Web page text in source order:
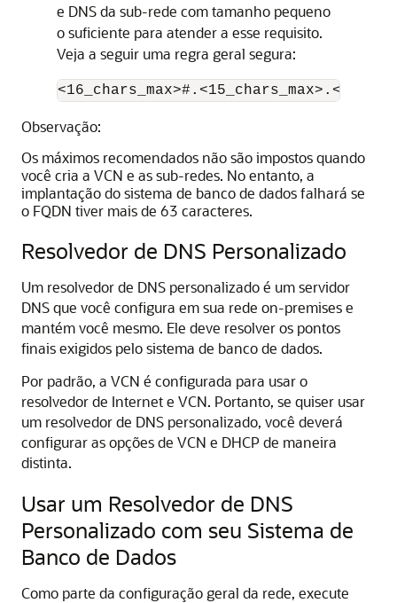
e DNS da sub-rede com tamanho pequeno
o suficiente para atender a esse requisito.
Veja a seguir uma regra geral segura:
Observação:
Os máximos recomendados não são impostos quando
você cria a VCN e as sub-redes. No entanto, a
implantação do sistema de banco de dados falhará se
o FQDN tiver mais de 63 caracteres.
Resolvedor de DNS Personalizado
Um resolvedor de DNS personalizado é um servidor
DNS que você configura em sua rede on-premises e
mantém você mesmo. Ele deve resolver os pontos
finais exigidos pelo sistema de banco de dados.
Por padrão, a VCN é configurada para usar o
resolvedor de Internet e VCN. Portanto, se quiser usar
um resolvedor de DNS personalizado, você deverá
configurar as opções de VCN e DHCP de maneira
distinta.
Usar um Resolvedor de DNS
Personalizado com seu Sistema de
Banco de Dados
Como parte da configuração geral da rede, execute